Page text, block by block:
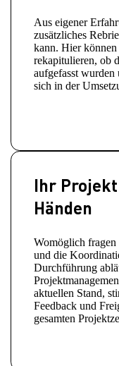
Aus eigener
zusätzliches
kann. Hier
rekapitulieren, ob
aufgefasst
sich in der
Ihr
Händen
Womöglich
und die
Durchführung
aktuellen Stand,
Feedback und
gesamten